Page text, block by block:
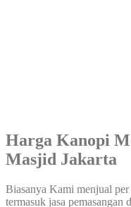
Harga Kanopi
Masjid Jakarta
Biasanya Kami menjual
termasuk jasa pemasangan